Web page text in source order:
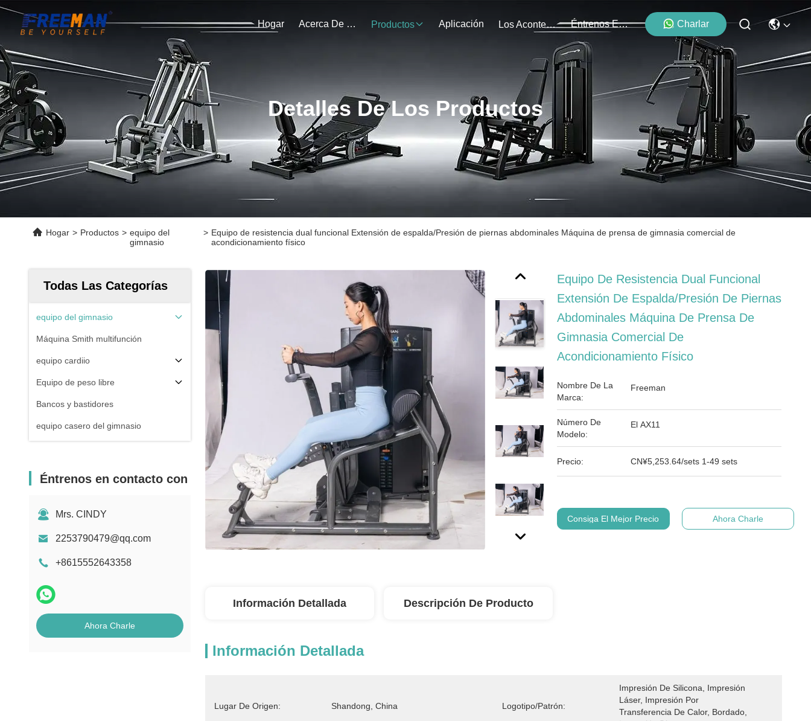
Hogar Acerca De Nosotros Productos Aplicación Los Acontecimientos Éntrenos En Contacto Con Charlar
Detalles De Los Productos
Hogar > Productos > equipo del
gimnasio
> Equipo de resistencia dual funcional Extensión de espalda/Presión de piernas abdominales Máquina de prensa de gimnasia comercial de
acondicionamiento físico
Todas Las Categorías
equipo del gimnasio
Máquina Smith multifunción
equipo cardiio
Equipo de peso libre
Bancos y bastidores
equipo casero del gimnasio
Éntrenos en contacto con
Mrs. CINDY
2253790479@qq.com
+8615552643358
Ahora Charle
Equipo De Resistencia Dual Funcional
Extensión De Espalda/Presión De Piernas
Abdominales Máquina De Prensa De
Gimnasia Comercial De
Acondicionamiento Físico
Nombre De La
Marca:
Freeman
Número De
Modelo:
El AX11
Precio: CN¥5,253.64/sets 1-49 sets
Consiga El Mejor Precio Ahora Charle
Información Detallada Descripción De Producto
Información Detallada
Lugar De Origen: Shandong, China Logotipo/patrón:
Impresión De Silicona, Impresión
Láser, Impresión Por
Transferencia De Calor, Bordado,